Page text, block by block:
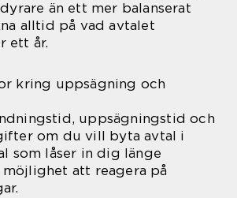
än ett mer balanserat
alltid på vad avtalet
ett år.
kring uppsägning och
uppsägningstid och
om du vill byta avtal i
som låser in dig länge
att reagera på